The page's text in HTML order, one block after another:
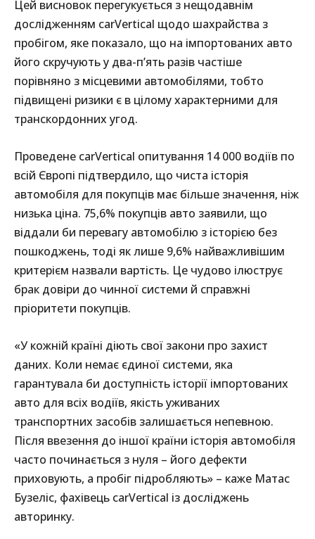
Цей висновок перегукується з нещодавнім
дослідженням carVertical щодо шахрайства з
пробігом, яке показало, що на імпортованих авто
його скручують у два-п’ять разів частіше
порівняно з місцевими автомобілями, тобто
підвищені ризики є в цілому характерними для
транскордонних угод.
Проведене carVertical опитування 14 000 водіїв по
всій Європі підтвердило, що чиста історія
автомобіля для покупців має більше значення, ніж
низька ціна. 75,6% покупців авто заявили, що
віддали би перевагу автомобілю з історією без
пошкоджень, тоді як лише 9,6% найважливішим
критерієм назвали вартість. Це чудово ілюструє
брак довіри до чинної системи й справжні
пріоритети покупців.
«У кожній країні діють свої закони про захист
даних. Коли немає єдиної системи, яка
гарантувала би доступність історії імпортованих
авто для всіх водіїв, якість уживаних
транспортних засобів залишається непевною.
Після ввезення до іншої країни історія автомобіля
часто починається з нуля – його дефекти
приховують, а пробіг підробляють» – каже Матас
Бузеліс, фахівець carVertical із досліджень
авторинку.